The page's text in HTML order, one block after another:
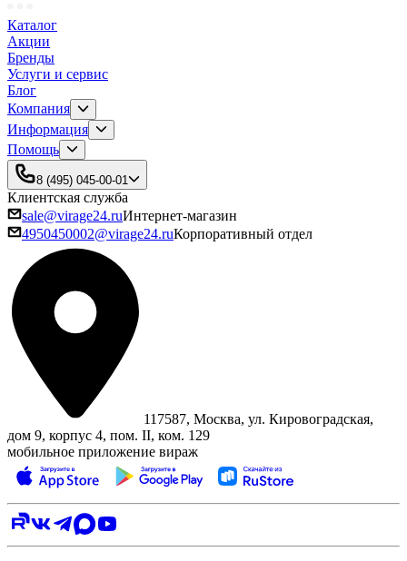
Каталог
Акции
Бренды
Услуги и сервис
Блог
Компания
Информация
Помощь
8 (495) 045-00-01
Клиентская служба
sale@virage24.ruИнтернет-магазин
4950450002@virage24.ruКорпоративный отдел
117587, Москва, ул. Кировоградская,
дом 9, корпус 4, пом. II, ком. 129
мобильное приложение вираж